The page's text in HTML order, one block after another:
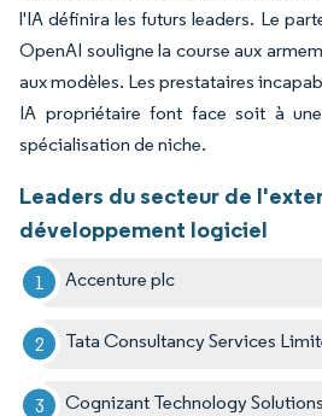
l'IA définira les futurs leaders. Le
OpenAI souligne la course aux
aux modèles. Les prestataires
IA propriétaire font face soit à
spécialisation de niche.
Leaders du secteur de
développement logiciel
Accenture plc
Tata Consultancy Services
Cognizant Technology